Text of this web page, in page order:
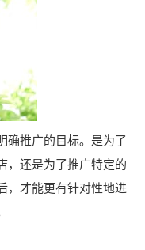
确推广的目标。是为了
，还是为了推广特定的
，才能更有针对性地进